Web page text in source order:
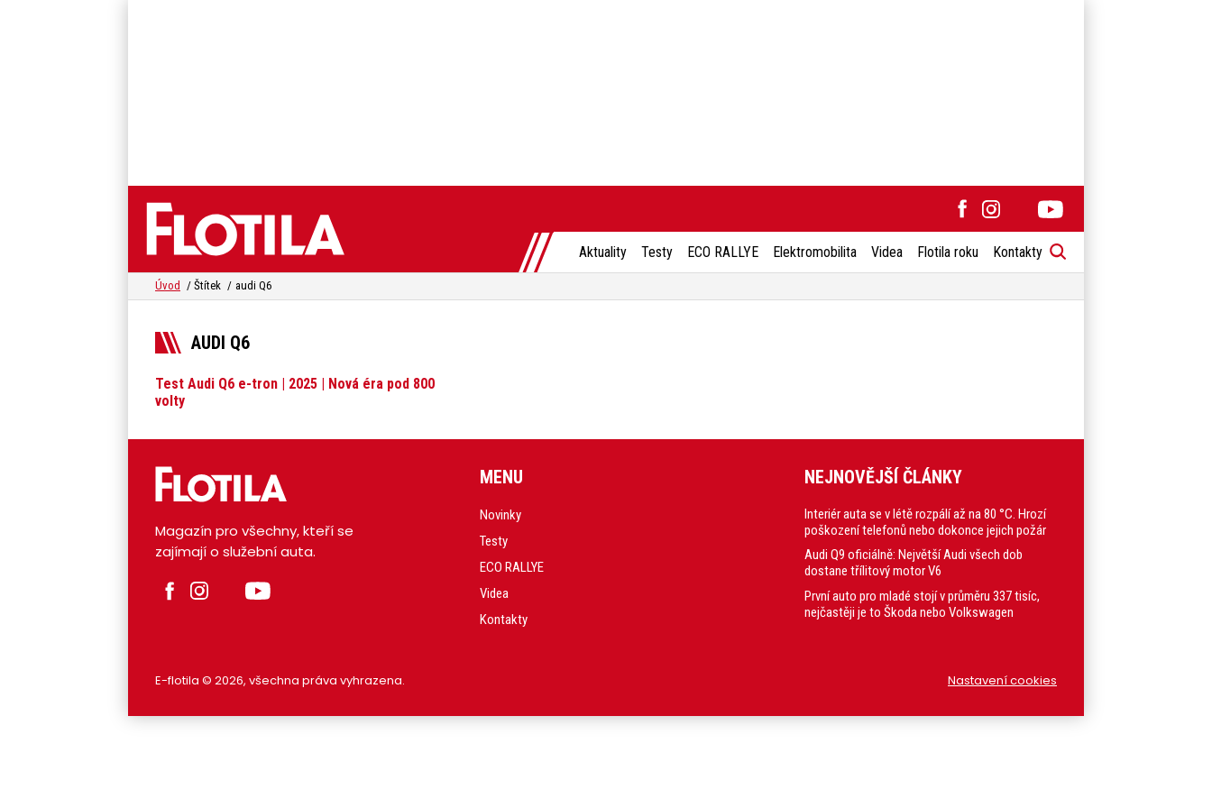
Aktuality Testy ECO RALLYE Elektromobilita Videa Flotila roku Kontakty
Úvod Štítek audi Q6
AUDI Q6
Test Audi Q6 e-tron | 2025 | Nová éra pod 800
volty
Magazín pro všechny, kteří se
zajímají o služební auta.
MENU
Novinky
Testy
ECO RALLYE
Videa
Kontakty
NEJNOVĚJŠÍ ČLÁNKY
Interiér auta se v létě rozpálí až na 80 °C. Hrozí
poškození telefonů nebo dokonce jejich požár
Audi Q9 oficiálně: Největší Audi všech dob
dostane třílitový motor V6
První auto pro mladé stojí v průměru 337 tisíc,
nejčastěji je to Škoda nebo Volkswagen
E-flotila © 2026, všechna práva vyhrazena. Nastavení cookies